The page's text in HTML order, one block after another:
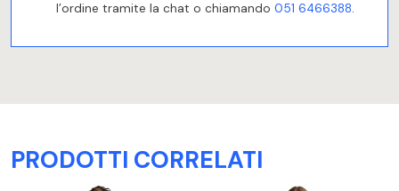
l’ordine tramite la chat o chiamando 051 6466388.
PRODOTTI CORRELATI